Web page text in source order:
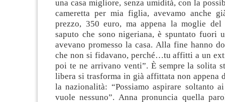
una casa migliore, senza umidità, con la
cameretta per mia figlia, avevamo anche
prezzo, 350 euro, ma appena la moglie del
saputo che sono nigeriana, è spuntato fuori
avevano promesso la casa. Alla fine hanno
che non si fidavano, perché…tu affitti a un
poi te ne arrivano venti”. È sempre la solita
libera si trasforma in già affittata non appena
la nazionalità: “Possiamo aspirare soltanto
vuole nessuno”. Anna pronuncia quella